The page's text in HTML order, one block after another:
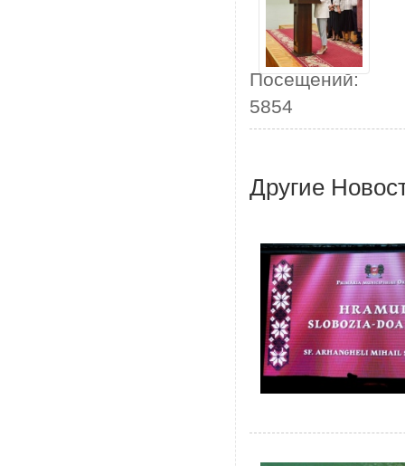
Посещений:
5854
Другие